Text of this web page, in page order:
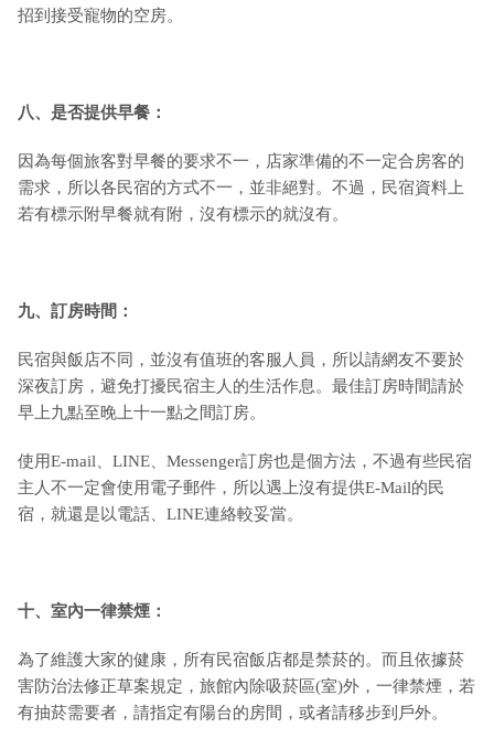
招到接受寵物的空房。
八、是否提供早餐：
因為每個旅客對早餐的要求不一，店家準備的不一定合房客的
需求，所以各民宿的方式不一，並非絕對。不過，民宿資料上
若有標示附早餐就有附，沒有標示的就沒有。
九、訂房時間：
民宿與飯店不同，並沒有值班的客服人員，所以請網友不要於
深夜訂房，避免打擾民宿主人的生活作息。最佳訂房時間請於
早上九點至晚上十一點之間訂房。
使用E-mail、LINE、Messenger訂房也是個方法，不過有些民宿
主人不一定會使用電子郵件，所以遇上沒有提供E-Mail的民
宿，就還是以電話、LINE連絡較妥當。
十、室內一律禁煙：
為了維護大家的健康，所有民宿飯店都是禁菸的。而且依據菸
害防治法修正草案規定，旅館內除吸菸區(室)外，一律禁煙，若
有抽菸需要者，請指定有陽台的房間，或者請移步到戶外。